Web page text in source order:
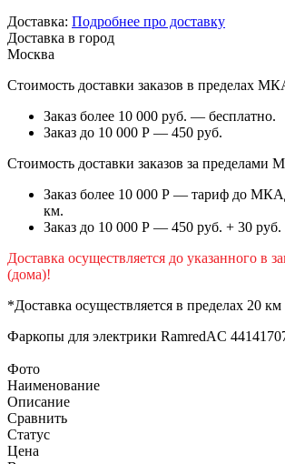
Доставка: Подробнее про доставку
Доставка в город
Москва
Стоимость доставки заказов в пределах
Заказ более 10 000 руб. — бесплатно.
Заказ до 10 000 Р — 450 руб.
Стоимость доставки заказов за
Заказ более 10 000 Р — тариф до
км.
Заказ до 10 000 Р — 450 руб. + 30 руб.
Доставка осуществляется до указанного в
(дома)!
*Доставка осуществляется в пределах 20
Фаркопы для электрики RamredAC
Фото
Наименование
Описание
Сравнить
Статус
Цена